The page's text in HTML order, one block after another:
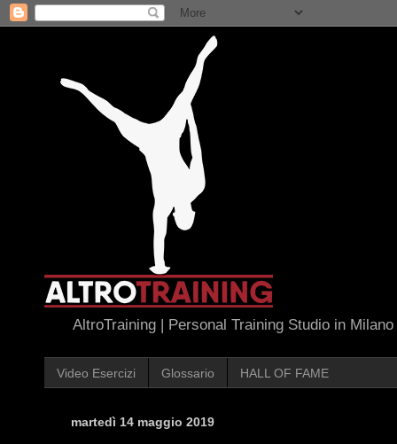
AltroTraining | Personal Training Studio in Milano
Video Esercizi Glossario HALL OF FAME
martedì 14 maggio 2019